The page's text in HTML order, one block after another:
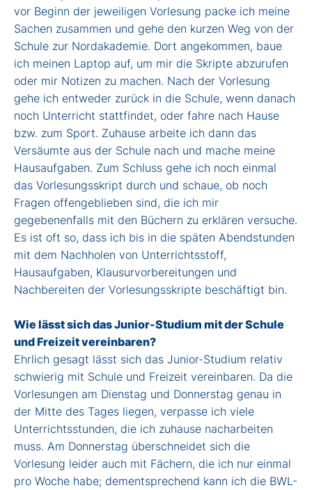
vor Beginn der jeweiligen Vorlesung packe ich meine
Sachen zusammen und gehe den kurzen Weg von der
Schule zur Nordakademie. Dort angekommen, baue
ich meinen Laptop auf, um mir die Skripte abzurufen
oder mir Notizen zu machen. Nach der Vorlesung
gehe ich entweder zurück in die Schule, wenn danach
noch Unterricht stattfindet, oder fahre nach Hause
bzw. zum Sport. Zuhause arbeite ich dann das
Versäumte aus der Schule nach und mache meine
Hausaufgaben. Zum Schluss gehe ich noch einmal
das Vorlesungsskript durch und schaue, ob noch
Fragen offengeblieben sind, die ich mir
gegebenenfalls mit den Büchern zu erklären versuche.
Es ist oft so, dass ich bis in die späten Abendstunden
mit dem Nachholen von Unterrichtsstoff,
Hausaufgaben, Klausurvorbereitungen und
Nachbereiten der Vorlesungsskripte beschäftigt bin.
Wie lässt sich das Junior-Studium mit der Schule
und Freizeit vereinbaren?
Ehrlich gesagt lässt sich das Junior-Studium relativ
schwierig mit Schule und Freizeit vereinbaren. Da die
Vorlesungen am Dienstag und Donnerstag genau in
der Mitte des Tages liegen, verpasse ich viele
Unterrichtsstunden, die ich zuhause nacharbeiten
muss. Am Donnerstag überschneidet sich die
Vorlesung leider auch mit Fächern, die ich nur einmal
pro Woche habe; dementsprechend kann ich die BWL-